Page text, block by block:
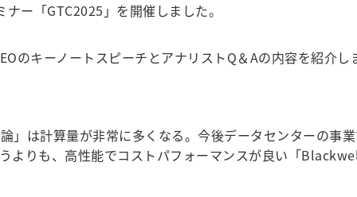
ー「GTC2025」を開催しました。
キーノートスピーチとアナリストQ＆Aの内容を紹介し
は計算量が非常に多くなる。今後データセンターの事
よりも、高性能でコストパフォーマンスが良い「